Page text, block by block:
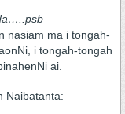
nasiam ma i tongah-
i tongah-tongah
ai.
Naibatanta: